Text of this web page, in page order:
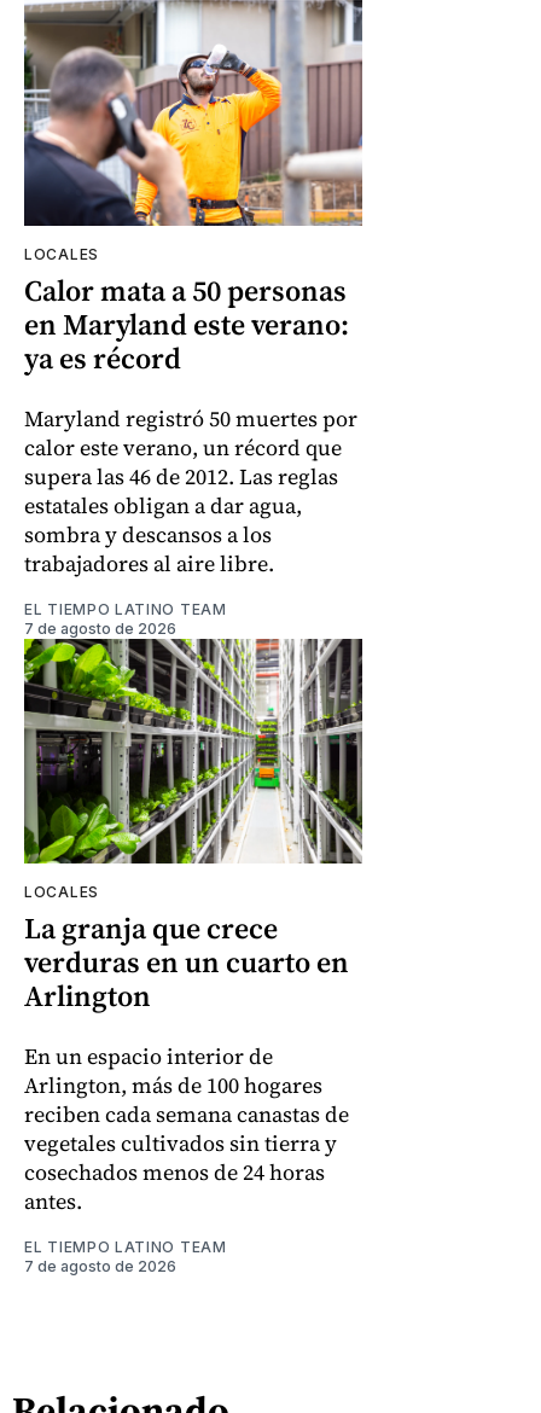
LOCALES
Calor mata a 50 personas
en Maryland este verano:
ya es récord
Maryland registró 50 muertes por
calor este verano, un récord que
supera las 46 de 2012. Las reglas
estatales obligan a dar agua,
sombra y descansos a los
trabajadores al aire libre.
EL TIEMPO LATINO TEAM
7 de agosto de 2026
LOCALES
La granja que crece
verduras en un cuarto en
Arlington
En un espacio interior de
Arlington, más de 100 hogares
reciben cada semana canastas de
vegetales cultivados sin tierra y
cosechados menos de 24 horas
antes.
EL TIEMPO LATINO TEAM
7 de agosto de 2026